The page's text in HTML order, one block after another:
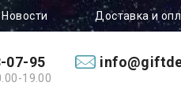
Новости Доставка и
07-95
19.00